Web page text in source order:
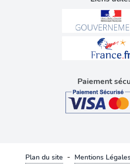
Paiement
Plan du site - Mentions